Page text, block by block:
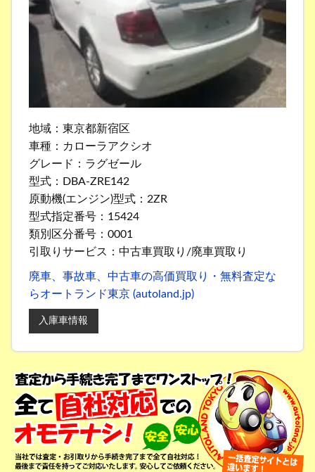
地域：東京都新宿区
車種：カローラアクシオ
グレード：ラグゼール
型式：DBA-ZRE142
原動機(エンジン)型式：2ZR
型式指定番号：15424
類別区分番号：0001
引取りサービス：中古車買取り/廃車買取り
廃車、事故車、中古車の高価買取り・無料査定な
らオートランド東京 (autoland.jp)
入庫車情報